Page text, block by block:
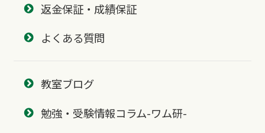
返金保証・成績保証
よくある質問
教室ブログ
勉強・受験情報コラム-ワム研-